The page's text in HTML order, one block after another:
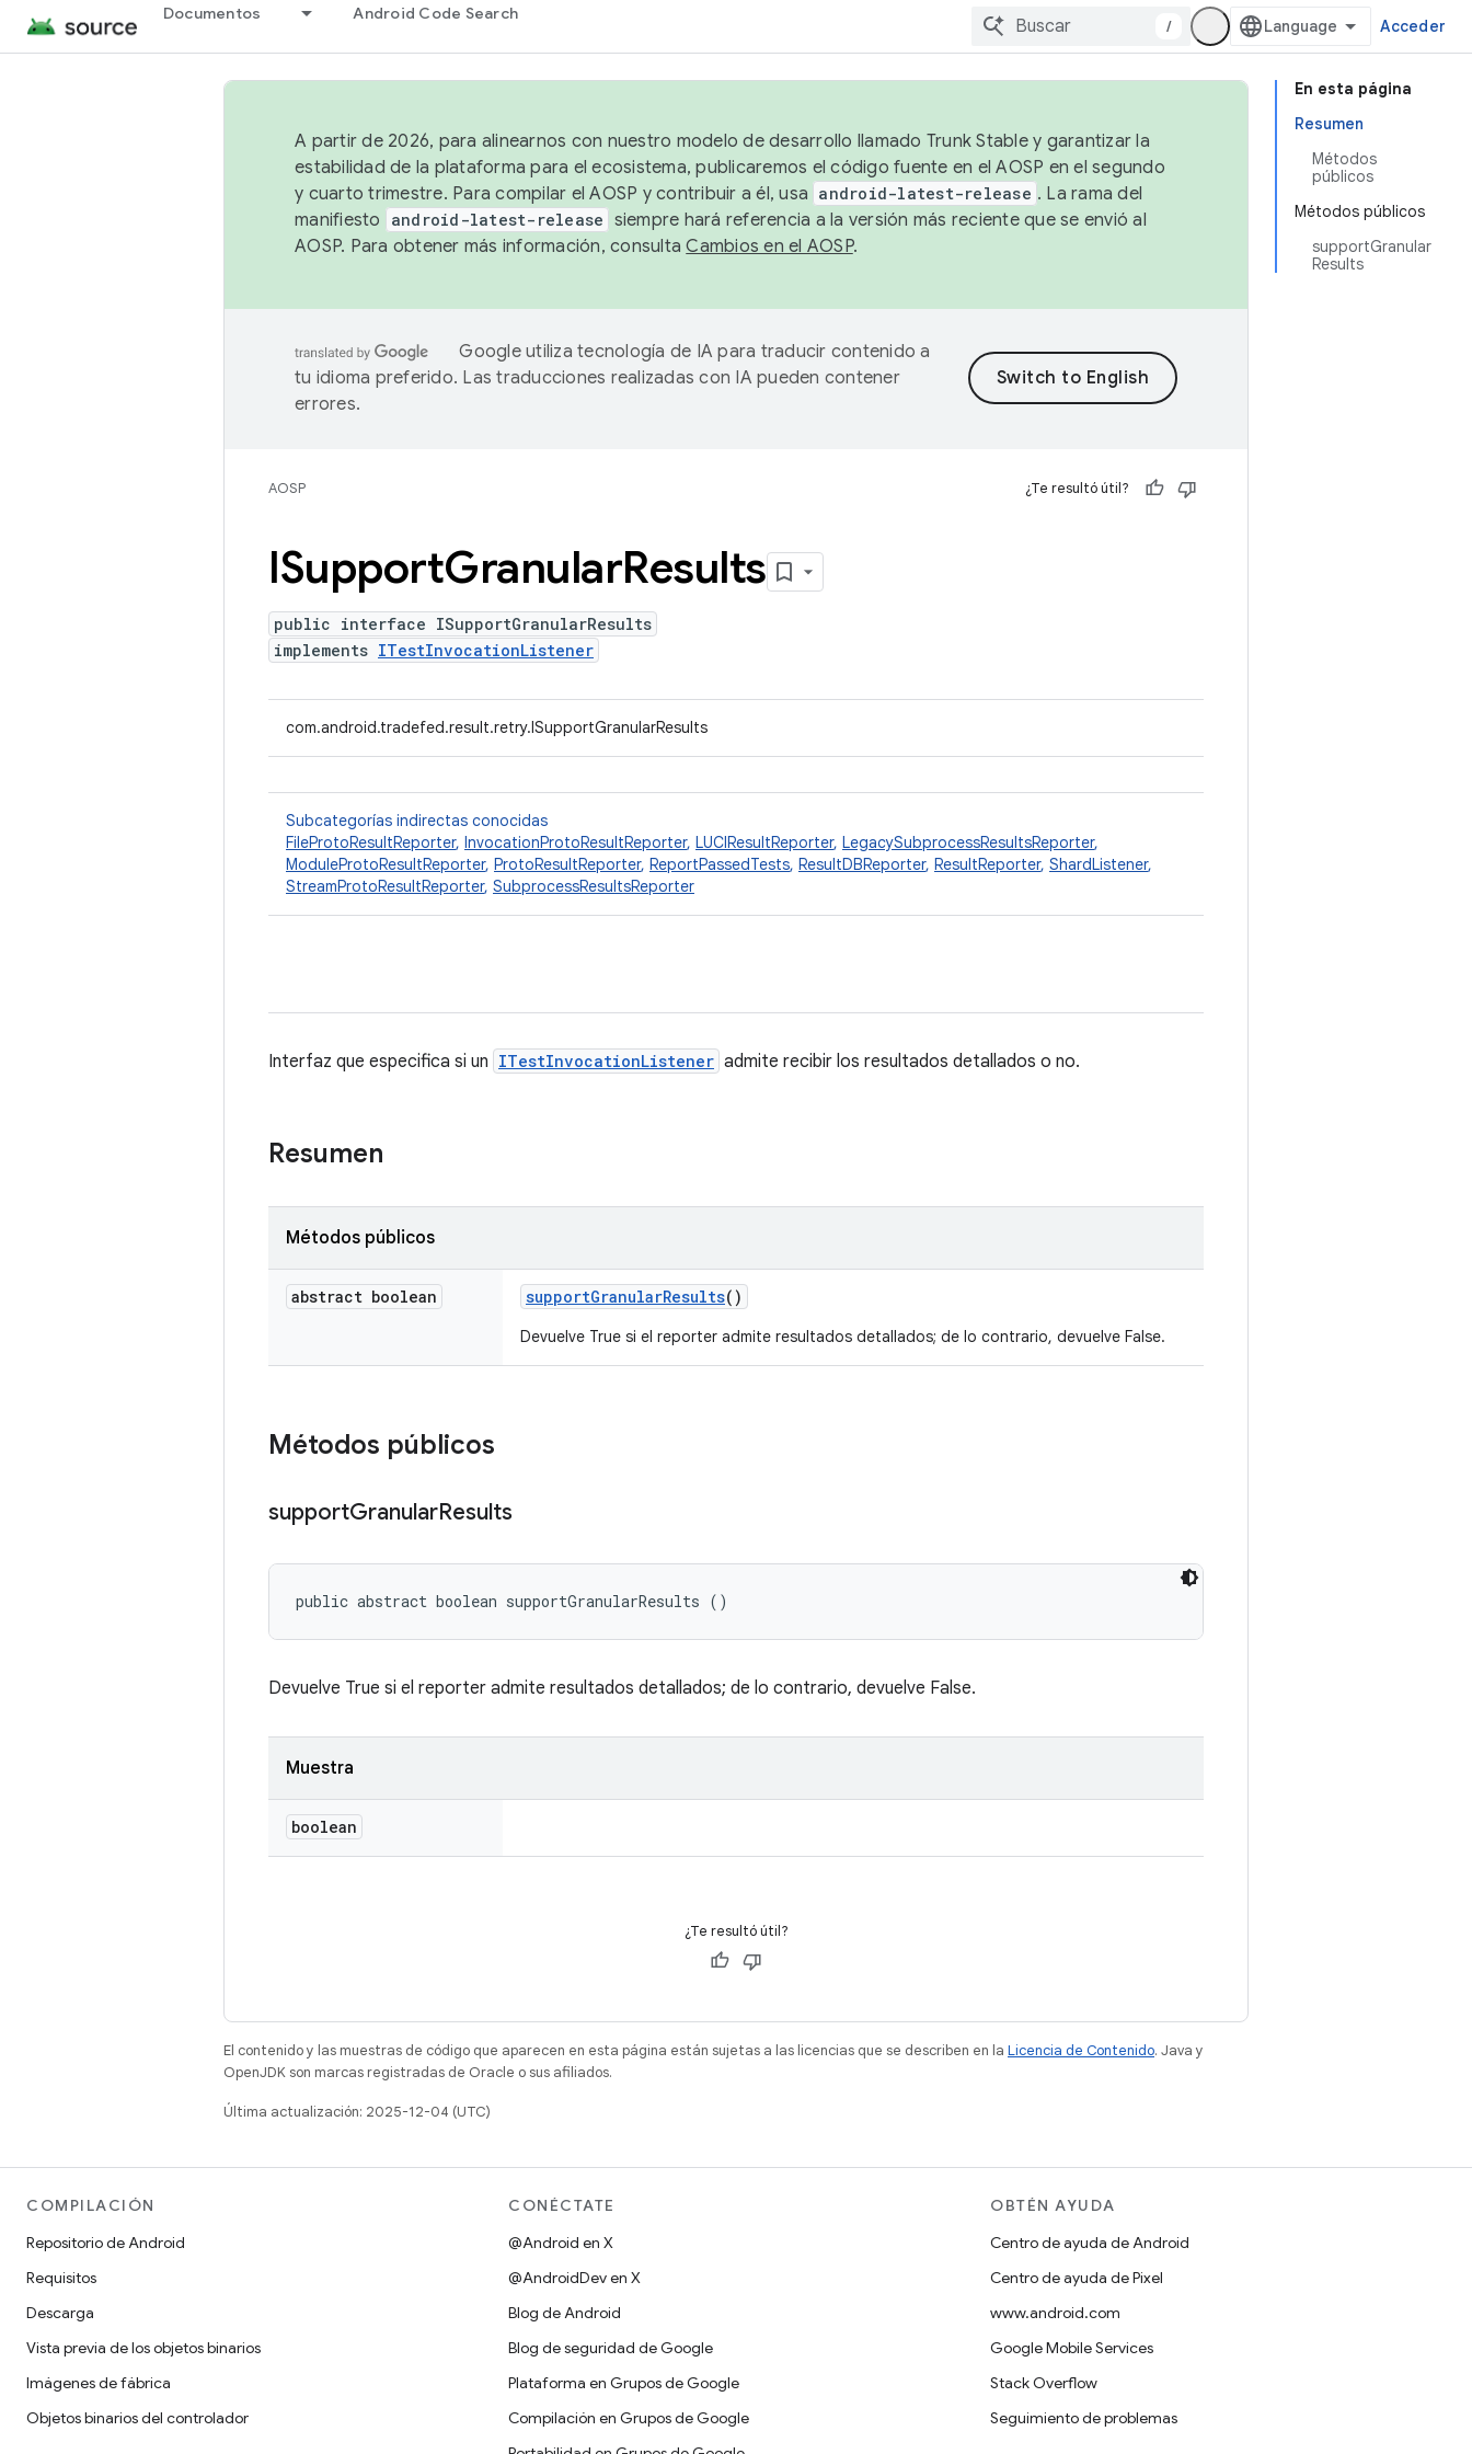
Documentos Android Code Search
/ Acceder
En esta página
Resumen
Métodos
públicos
Métodos públicos
supportGranular
Results
A partir de 2026, para alinearnos con nuestro modelo de desarrollo llamado Trunk Stable y garantizar la
estabilidad de la plataforma para el ecosistema, publicaremos el código fuente en el AOSP en el segundo
y cuarto trimestre. Para compilar el AOSP y contribuir a él, usa android-latest-release . La rama del
manifiesto
android-latest-release siempre hará referencia a la versión más reciente que se envió al
AOSP. Para obtener más información, consultaCambios en el AOSP.
Google utiliza tecnología de IA para traducir contenido a
tu idioma preferido. Las traducciones realizadas con IA pueden contener
errores.
AOSP ¿Te resultó útil?
ISupportGranularResults
public interface ISupportGranularResults
implements ITestInvocationListener
com.android.tradefed.result.retry.ISupportGranularResults
Subcategorías indirectas conocidas
FileProtoResultReporter, InvocationProtoResultReporter, LUCIResultReporter, LegacySubprocessResultsReporter,
ModuleProtoResultReporter, ProtoResultReporter, ReportPassedTests, ResultDBReporter, ResultReporter, ShardListener,
StreamProtoResultReporter, SubprocessResultsReporter
Interfaz que especifica si un ITestInvocationListener admite recibir los resultados detallados o no.
Resumen
Métodos públicos
abstract boolean supportGranularResults()
Devuelve True si el reporter admite resultados detallados; de lo contrario, devuelve False.
Métodos públicos
supportGranularResults
public abstract boolean supportGranularResults ()
Devuelve True si el reporter admite resultados detallados; de lo contrario, devuelve False.
Muestra
boolean
¿Te resultó útil?
El contenido y las muestras de código que aparecen en esta página están sujetas a las licencias que se describen en la Licencia de Contenido. Java y
OpenJDK son marcas registradas de Oracle o sus afiliados.
Última actualización: 2025-12-04 (UTC)
COMPILACIÓN
Repositorio de Android
Requisitos
Descarga
Vista previa de los objetos binarios
Imágenes de fábrica
Objetos binarios del controlador
CONÉCTATE
@Android en X
@AndroidDev en X
Blog de Android
Blog de seguridad de Google
Plataforma en Grupos de Google
Compilación en Grupos de Google
OBTÉN AYUDA
Centro de ayuda de Android
Centro de ayuda de Pixel
www.android.com
Google Mobile Services
Stack Overflow
Seguimiento de problemas